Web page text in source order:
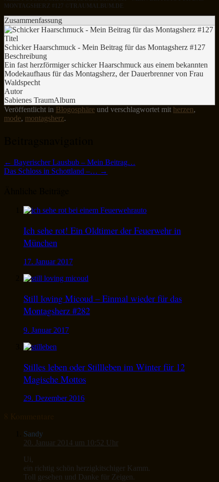
MONTAGSHERZ #127 ©TRAUMALBUM.DE
Zusammenfassung
Titel
Schicker Haarschmuck - Mein Beitrag für das Montagsherz #127
Beschreibung
Ein fast herzförmiger schicker Haarschmuck aus einem bekannten
Modekaufhaus für das Montagsherz, der Dauerbrenner von Frau
Waldspecht
Autor
Sabienes TraumAlbum
Veröffentlicht in Blogosphäre und verschlagwortet mit herzen,
mode, montagsherz.
← Bayerischer Lausbub – Mein Beitrag…
Das Schloss in Schottland –… →
Ich sehe rot! Ein Oldtimer der Feuerwehr in
München
17. Januar 2017
Still loving Micoud – Einmal wieder für das
Montagsherz #282
9. Januar 2017
Stilles leben oder Stillleben im Winter für 12
Magische Mottos
29. Dezember 2016
Sandy
20. Januar 2014 um 10:52 Uhr
Ui,
ein richtig schön herzigkitschiger Kamm.
Toll gesehen und Danke für Zeigen.